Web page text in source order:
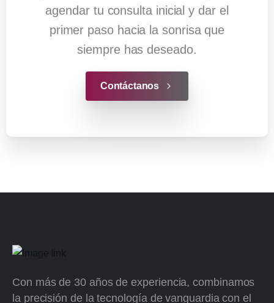
agendar tu consulta inicial y dar el
primer paso hacia la sonrisa que
siempre has deseado.
Contáctanos
Con más de 30 años de experiencia, combinamos
la precisión de la tecnología de vanguardia con el